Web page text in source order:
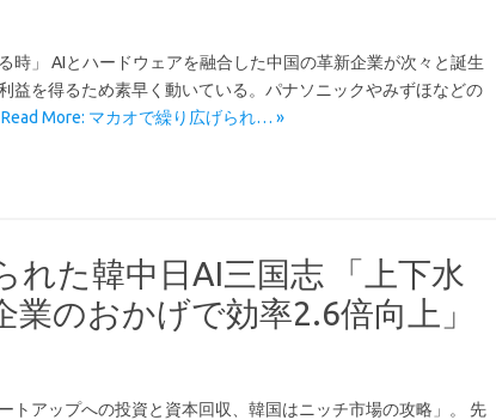
」 AIとハードウェアを融合した中国の革新企業が次々と誕生
益を得るため素早く動いている。パナソニックやみずほなどの
Read More: マカオで繰り広げられ… »
れた韓中日AI三国志 「上下水
のおかげで効率2.6倍向上」
トアップへの投資と資本回収、韓国はニッチ市場の攻略」。 先